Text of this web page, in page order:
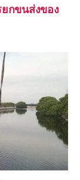
กขนส่งของ